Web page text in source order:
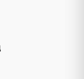
область